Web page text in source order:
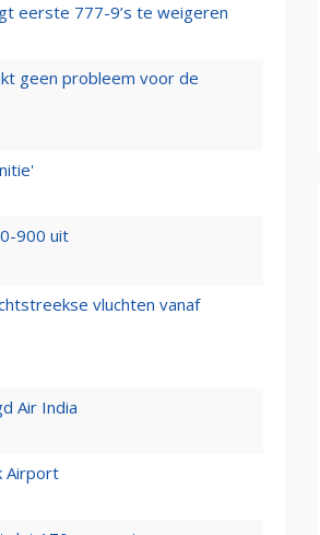
eerste 777-9’s te weigeren
geen probleem voor de
900 uit
vluchten vanaf
Air India
Airport